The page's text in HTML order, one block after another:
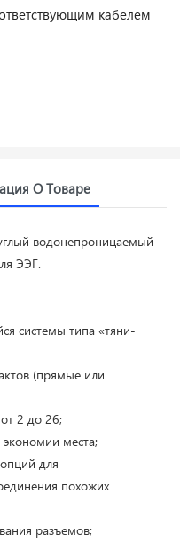
кабелем
О Товаре
водонепроницаемый
ЭЭГ.
системы типа «тяни-
(прямые или
2 до 26;
экономии места;
для
похожих
разъемов;